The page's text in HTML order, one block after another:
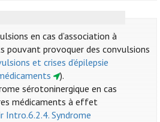
en cas d’association à
pouvant provoquer des convulsions
et crises d’épilepsie
).
sérotoninergique en cas
médicaments à effet
Intro.6.2.4. Syndrome